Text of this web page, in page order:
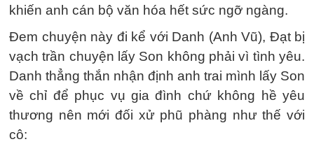
khiến anh cán bộ văn hóa hết sức ngỡ ngàng.
Đem chuyện này đi kể với Danh (Anh Vũ), Đạt bị
vạch trần chuyện lấy Son không phải vì tình yêu.
Danh thẳng thắn nhận định anh trai mình lấy Son
về chỉ để phục vụ gia đình chứ không hề yêu
thương nên mới đối xử phũ phàng như thế với
cô: